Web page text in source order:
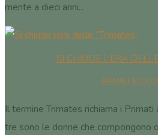
mente a dieci anni...
SI CHIUDE L’ERA
ANIMALI,
Il termine Trimates richiama i Primati
tre sono le donne che compongono